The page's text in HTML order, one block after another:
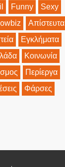
Funny
Sexy
Απίστευτα
Εγκλήματα
Κοινωνία
Περίεργα
Φάρσες